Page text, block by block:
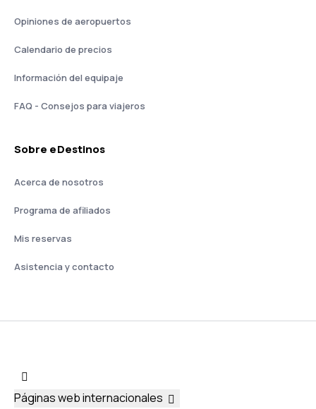
Opiniones de aeropuertos
Calendario de precios
Información del equipaje
FAQ - Consejos para viajeros
Sobre eDestinos
Acerca de nosotros
Programa de afiliados
Mis reservas
Asistencia y contacto
Páginas web internacionales